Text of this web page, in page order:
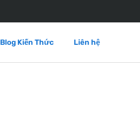
Blog Kiến Thức Liên hệ